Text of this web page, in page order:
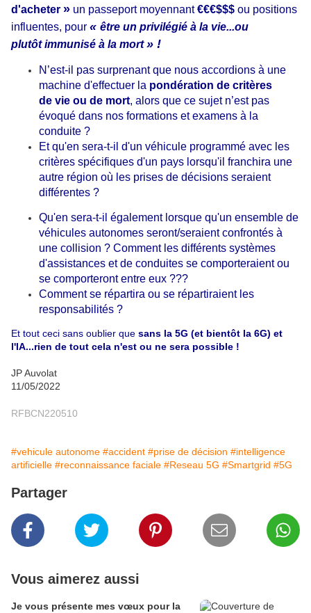
d'acheter » un passeport moyennant€€€$$$ ou positions
influentes, pour « être un privilégié à la vie...ou
plutôt immunisé à la mort» !
N’est-il pas surprenant que nous accordions à une
machine d'effectuer la pondération de critères
de vie ou de mort, alors que ce sujet n’est pas
évoqué dans nos formations et examens à la
conduite ?
Et qu'en sera-t-il d'un véhicule programmé avec les
critères spécifiques d'un pays lorsqu'il franchira une
autre région où les prises de décisions seraient
différentes ?
Qu'en sera-t-il également lorsque qu'un ensemble de
véhicules autonomes seront/seraient confrontés à
une collision ? Comment les différents systèmes
d'assistances et de conduites se comporteraient ou
se comporteront entre eux ???
Comment se répartira ou se répartiraient les
responsabilités ?
Et tout ceci sans oublier que sans la 5G (et bientôt la 6G) et
l'IA...rien de tout cela n'est ou ne sera possible !
JP Auvolat
11/05/2022
RFBCN220510
#vehicule autonome #accident #prise de décision #intelligence
artificielle #reconnaissance faciale #Reseau 5G #Smartgrid #5G
Partager
Vous aimerez aussi
Je vous présente mes vœux pour la